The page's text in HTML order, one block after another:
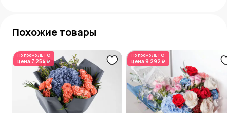
Похожие товары
По промоЛЕТО
цена 7 254 ₽
По промоЛЕТО
цена 9 292 ₽